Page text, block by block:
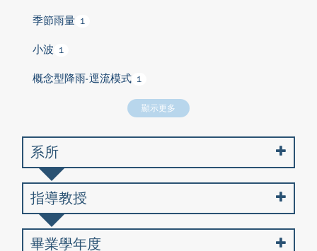
季節雨量 1
小波 1
概念型降雨-逕流模式 1
顯示更多
系所
指導教授
畢業學年度